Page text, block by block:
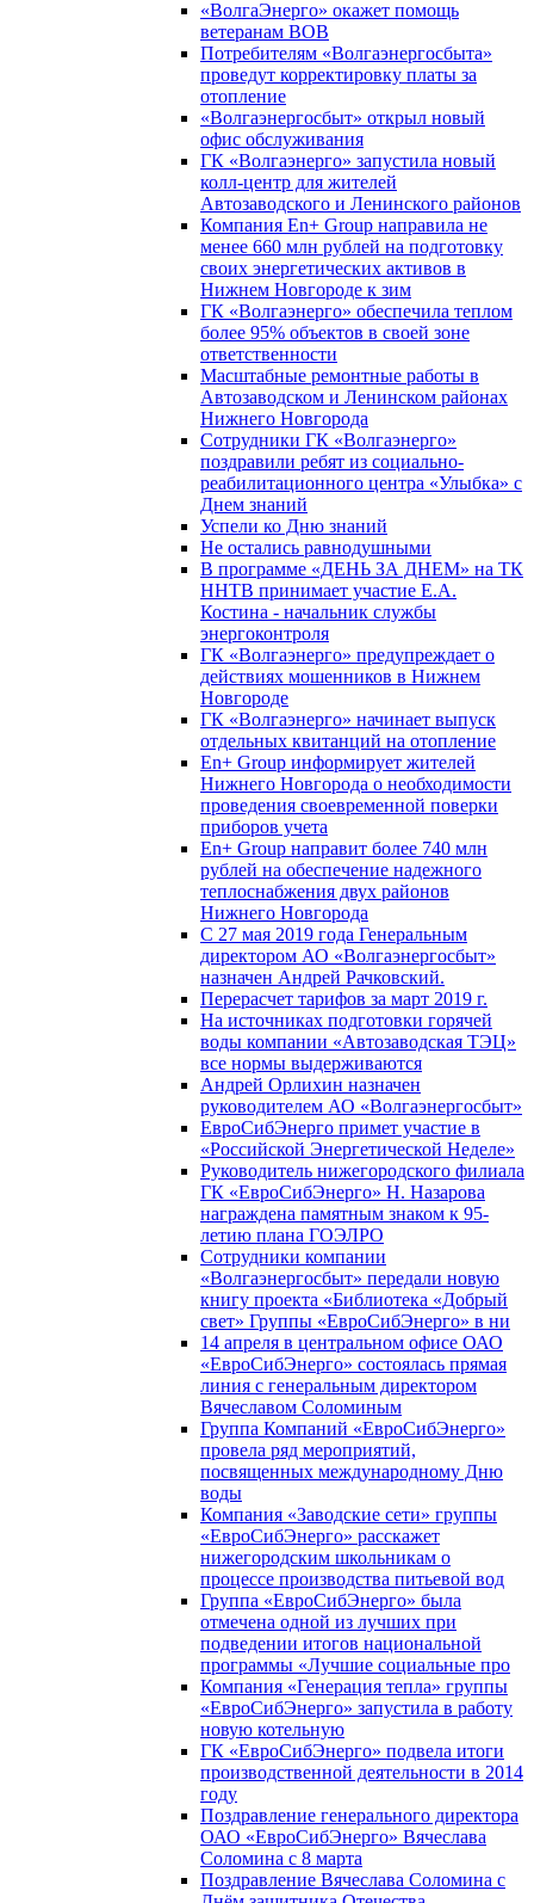
«ВолгаЭнерго» окажет помощь
ветеранам ВОВ
Потребителям «Волгаэнергосбыта»
проведут корректировку платы за
отопление
«Волгаэнергосбыт» открыл новый
офис обслуживания
ГК «Волгаэнерго» запустила новый
колл-центр для жителей
Автозаводского и Ленинского районов
Компания En+ Group направила не
менее 660 млн рублей на подготовку
своих энергетических активов в
Нижнем Новгороде к зим
ГК «Волгаэнерго» обеспечила теплом
более 95% объектов в своей зоне
ответственности
Масштабные ремонтные работы в
Автозаводском и Ленинском районах
Нижнего Новгорода
Сотрудники ГК «Волгаэнерго»
поздравили ребят из социально-
реабилитационного центра «Улыбка» с
Днем знаний
Успели ко Дню знаний
Не остались равнодушными
В программе «ДЕНЬ ЗА ДНЕМ» на ТК
ННТВ принимает участие Е.А.
Костина - начальник службы
энергоконтроля
ГК «Волгаэнерго» предупреждает о
действиях мошенников в Нижнем
Новгороде
ГК «Волгаэнерго» начинает выпуск
отдельных квитанций на отопление
En+ Group информирует жителей
Нижнего Новгорода о необходимости
проведения своевременной поверки
приборов учета
En+ Group направит более 740 млн
рублей на обеспечение надежного
теплоснабжения двух районов
Нижнего Новгорода
С 27 мая 2019 года Генеральным
директором АО «Волгаэнергосбыт»
назначен Андрей Рачковский.
Перерасчет тарифов за март 2019 г.
На источниках подготовки горячей
воды компании «Автозаводская ТЭЦ»
все нормы выдерживаются
Андрей Орлихин назначен
руководителем АО «Волгаэнергосбыт»
ЕвроСибЭнерго примет участие в
«Российской Энергетической Неделе»
Руководитель нижегородского филиала
ГК «ЕвроСибЭнерго» Н. Назарова
награждена памятным знаком к 95-
летию плана ГОЭЛРО
Сотрудники компании
«Волгаэнергосбыт» передали новую
книгу проекта «Библиотека «Добрый
свет» Группы «ЕвроСибЭнерго» в ни
14 апреля в центральном офисе ОАО
«ЕвроСибЭнерго» состоялась прямая
линия с генеральным директором
Вячеславом Соломиным
Группа Компаний «ЕвроСибЭнерго»
провела ряд мероприятий,
посвященных международному Дню
воды
Компания «Заводские сети» группы
«ЕвроСибЭнерго» расскажет
нижегородским школьникам о
процессе производства питьевой вод
Группа «ЕвроСибЭнерго» была
отмечена одной из лучших при
подведении итогов национальной
программы «Лучшие социальные про
Компания «Генерация тепла» группы
«ЕвроСибЭнерго» запустила в работу
новую котельную
ГК «ЕвроСибЭнерго» подвела итоги
производственной деятельности в 2014
году
Поздравление генерального директора
ОАО «ЕвроСибЭнерго» Вячеслава
Соломина с 8 марта
Поздравление Вячеслава Соломина с